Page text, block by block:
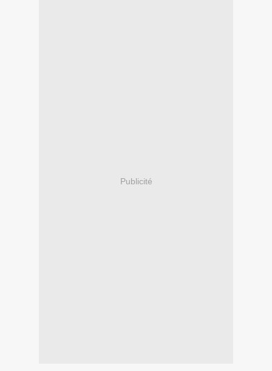
Publicité